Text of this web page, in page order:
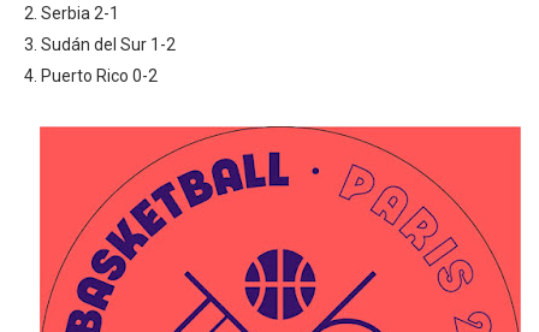
Serbia 2-1
Sudán del Sur 1-2
Puerto Rico 0-2